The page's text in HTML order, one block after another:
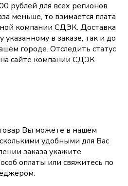
рублей для всех регионов
меньше, то взимается плата
компании СДЭК. Доставка
указанному в заказе, так и до
городе. Отследить статус
сайте компании СДЭК
Вы можете в нашем
удобными для Вас
заказа укажите
оплаты или свяжитесь по